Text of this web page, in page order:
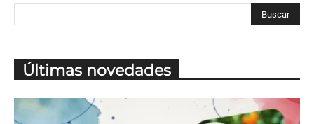
Últimas novedades